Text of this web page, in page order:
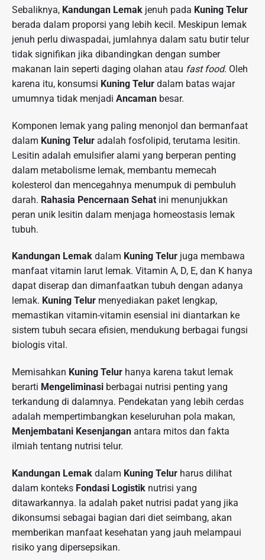
Sebaliknya, Kandungan Lemak jenuh pada Kuning Telur
berada dalam proporsi yang lebih kecil. Meskipun lemak
jenuh perlu diwaspadai, jumlahnya dalam satu butir telur
tidak signifikan jika dibandingkan dengan sumber
makanan lain seperti daging olahan atau fast food. Oleh
karena itu, konsumsi Kuning Telur dalam batas wajar
umumnya tidak menjadi Ancaman besar.
Komponen lemak yang paling menonjol dan bermanfaat
dalam Kuning Telur adalah fosfolipid, terutama lesitin.
Lesitin adalah emulsifier alami yang berperan penting
dalam metabolisme lemak, membantu memecah
kolesterol dan mencegahnya menumpuk di pembuluh
darah. Rahasia Pencernaan Sehat ini menunjukkan
peran unik lesitin dalam menjaga homeostasis lemak
tubuh.
Kandungan Lemak dalam Kuning Telur juga membawa
manfaat vitamin larut lemak. Vitamin A, D, E, dan K hanya
dapat diserap dan dimanfaatkan tubuh dengan adanya
lemak. Kuning Telur menyediakan paket lengkap,
memastikan vitamin-vitamin esensial ini diantarkan ke
sistem tubuh secara efisien, mendukung berbagai fungsi
biologis vital.
Memisahkan Kuning Telur hanya karena takut lemak
berarti Mengeliminasi berbagai nutrisi penting yang
terkandung di dalamnya. Pendekatan yang lebih cerdas
adalah mempertimbangkan keseluruhan pola makan,
Menjembatani Kesenjangan antara mitos dan fakta
ilmiah tentang nutrisi telur.
Kandungan Lemak dalam Kuning Telur harus dilihat
dalam konteks Fondasi Logistik nutrisi yang
ditawarkannya. Ia adalah paket nutrisi padat yang jika
dikonsumsi sebagai bagian dari diet seimbang, akan
memberikan manfaat kesehatan yang jauh melampaui
risiko yang dipersepsikan.